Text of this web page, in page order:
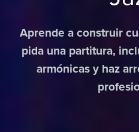
Aprende a construir
pida una partitura,
armónicas y haz